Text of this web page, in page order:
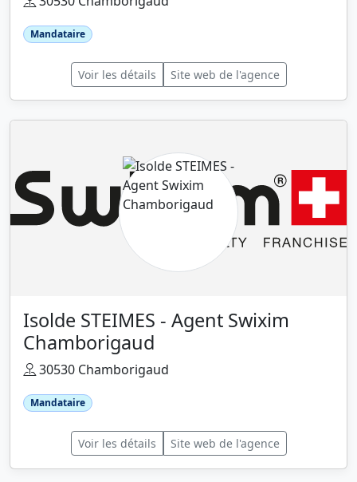
Mandataire
Voir les détails Site web de l'agence
Isolde STEIMES - Agent Swixim
Chamborigaud
30530 Chamborigaud
Mandataire
Voir les détails Site web de l'agence